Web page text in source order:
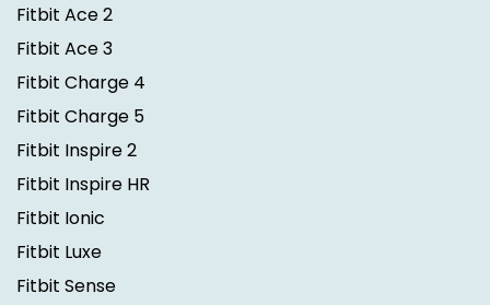
Fitbit Ace 2
Fitbit Ace 3
Fitbit Charge 4
Fitbit Charge 5
Fitbit Inspire 2
Fitbit Inspire HR
Fitbit Ionic
Fitbit Luxe
Fitbit Sense